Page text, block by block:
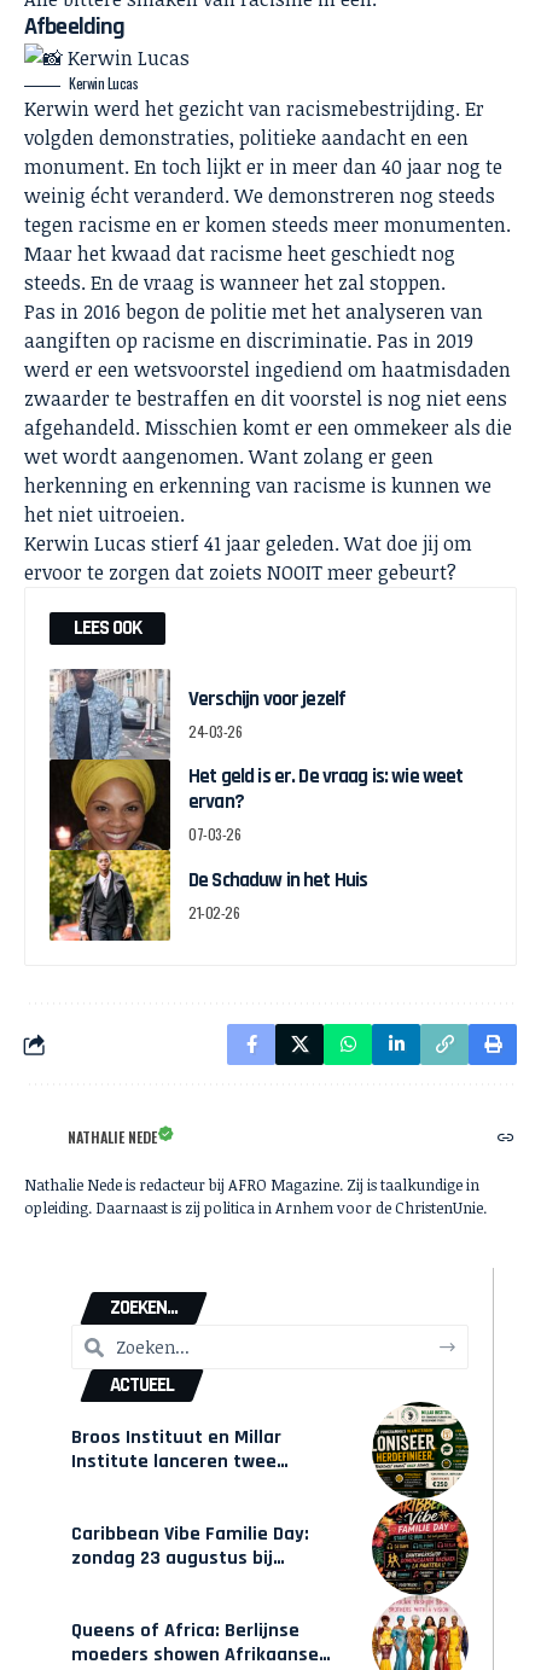
Afbeelding
Kerwin Lucas
Kerwin werd het gezicht van racismebestrijding. Er
volgden demonstraties, politieke aandacht en een
monument. En toch lijkt er in meer dan 40 jaar nog te
weinig écht veranderd. We demonstreren nog steeds
tegen racisme en er komen steeds meer monumenten.
Maar het kwaad dat racisme heet geschiedt nog
steeds. En de vraag is wanneer het zal stoppen.
Pas in 2016 begon de politie met het analyseren van
aangiften op racisme en discriminatie. Pas in 2019
werd er een wetsvoorstel ingediend om haatmisdaden
zwaarder te bestraffen en dit voorstel is nog niet eens
afgehandeld. Misschien komt er een ommekeer als die
wet wordt aangenomen. Want zolang er geen
herkenning en erkenning van racisme is kunnen we
het niet uitroeien.
Kerwin Lucas stierf 41 jaar geleden. Wat doe jij om
ervoor te zorgen dat zoiets NOOIT meer gebeurt?
LEES OOK
Verschijn voor jezelf
24-03-26
Het geld is er. De vraag is: wie weet
ervan?
07-03-26
De Schaduw in het Huis
21-02-26
NATHALIE NEDE
Nathalie Nede is redacteur bij AFRO Magazine. Zij is taalkundige in
opleiding. Daarnaast is zij politica in Arnhem voor de ChristenUnie.
ZOEKEN...
ACTUEEL
Broos Instituut en Millar
Institute lanceren twee
Caribbean Vibe Familie Day:
zondag 23 augustus bij
Queens of Africa: Berlijnse
moeders showen Afrikaanse